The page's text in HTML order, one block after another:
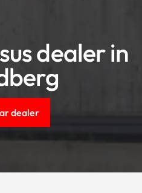
dealer in
dealer